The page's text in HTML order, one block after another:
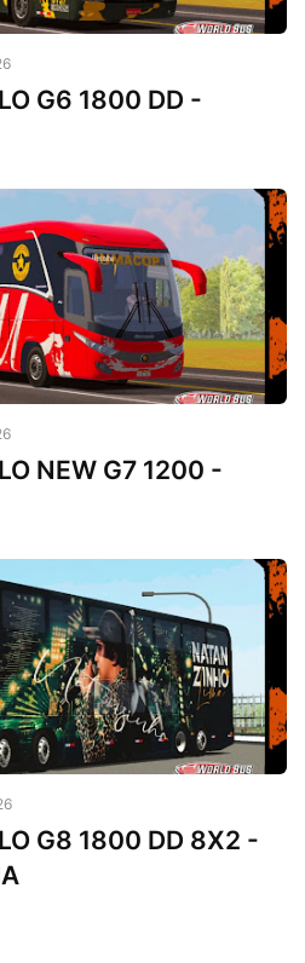
G6 1800 DD -
NEW G7 1200 -
G8 1800 DD 8X2 -